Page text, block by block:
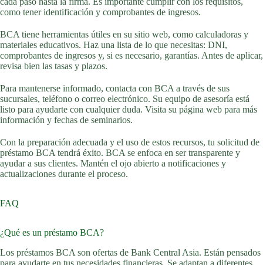
como tener identificación y comprobantes de ingresos.
BCA tiene herramientas útiles en su sitio web, como calculadoras y
materiales educativos. Haz una lista de lo que necesitas: DNI,
comprobantes de ingresos y, si es necesario, garantías. Antes de aplicar,
revisa bien las tasas y plazos.
Para mantenerse informado, contacta con BCA a través de sus
sucursales, teléfono o correo electrónico. Su equipo de asesoría está
listo para ayudarte con cualquier duda. Visita su página web para más
información y fechas de seminarios.
Con la preparación adecuada y el uso de estos recursos, tu solicitud de
préstamo BCA tendrá éxito. BCA se enfoca en ser transparente y
ayudar a sus clientes. Mantén el ojo abierto a notificaciones y
actualizaciones durante el proceso.
FAQ
¿Qué es un préstamo BCA?
Los préstamos BCA son ofertas de Bank Central Asia. Están pensados